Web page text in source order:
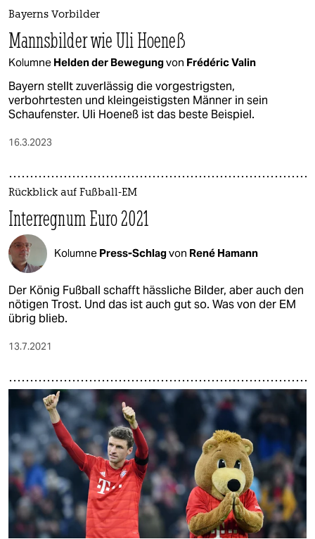
Bayerns Vorbilder
Mannsbilder wie Uli Hoeneß
Kolumne Helden der Bewegungvon Frédéric Valin
Bayern stellt zuverlässig die vorgestrigsten,
verbohrtesten und kleingeistigsten Männer in sein
Schaufenster. Uli Hoeneß ist das beste Beispiel.
16.3.2023
Rückblick auf Fußball-EM
Interregnum Euro 2021
Kolumne Press-Schlagvon René Hamann
Der König Fußball schafft hässliche Bilder, aber auch den
nötigen Trost. Und das ist auch gut so. Was von der EM
übrig blieb.
13.7.2021